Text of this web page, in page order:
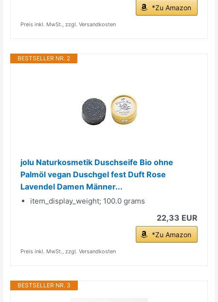
*Zu Amazon
Preis inkl. MwSt., zzgl. Versandkosten
BESTSELLER NR. 2
jolu Naturkosmetik Duschseife Bio ohne
Palmöl vegan Duschgel fest Duft Rose
Lavendel Damen Männer...
item_display_weight; 100.0 grams
22,33 EUR
*Zu Amazon
Preis inkl. MwSt., zzgl. Versandkosten
BESTSELLER NR. 3